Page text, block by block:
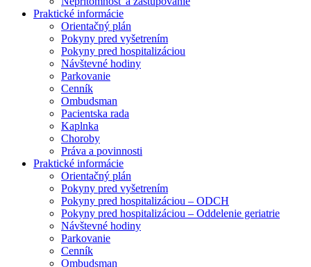
Praktické informácie
Orientačný plán
Pokyny pred vyšetrením
Pokyny pred hospitalizáciou
Návštevné hodiny
Parkovanie
Cenník
Ombudsman
Pacientska rada
Kaplnka
Choroby
Práva a povinnosti
Praktické informácie
Orientačný plán
Pokyny pred vyšetrením
Pokyny pred hospitalizáciou – ODCH
Pokyny pred hospitalizáciou – Oddelenie geriatrie
Návštevné hodiny
Parkovanie
Cenník
Ombudsman